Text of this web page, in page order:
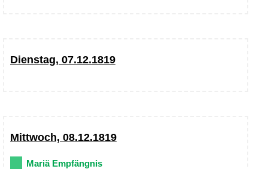
Dienstag, 07.12.1819
Mittwoch, 08.12.1819
Mariä Empfängnis